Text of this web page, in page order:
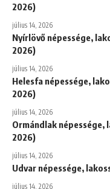
2026)
július 14, 2026
Nyírlövő népessége,
2026)
július 14, 2026
Helesfa népessége,
2026)
július 14, 2026
Ormándlak népessége,
2026)
július 14, 2026
Udvar népessége,
július 14, 2026